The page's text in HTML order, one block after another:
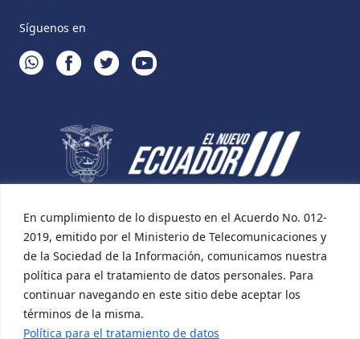
En cumplimiento de lo dispuesto en el Acuerdo No. 012-
2019, emitido por el Ministerio de Telecomunicaciones y
de la Sociedad de la Información, comunicamos nuestra
política para el tratamiento de datos personales. Para
continuar navegando en este sitio debe aceptar los
términos de la misma.
Política para el tratamiento de datos
Síguenos en
WHATSAPPFACEBOOKTWITTERYOUTUBE